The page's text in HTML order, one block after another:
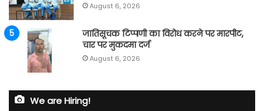
August 6, 2026
जातिसूचक टिप्पणी का विरोध करने पर मारपीट,
चार पर मुकदमा दर्ज
August 6, 2026
We are Hiring!